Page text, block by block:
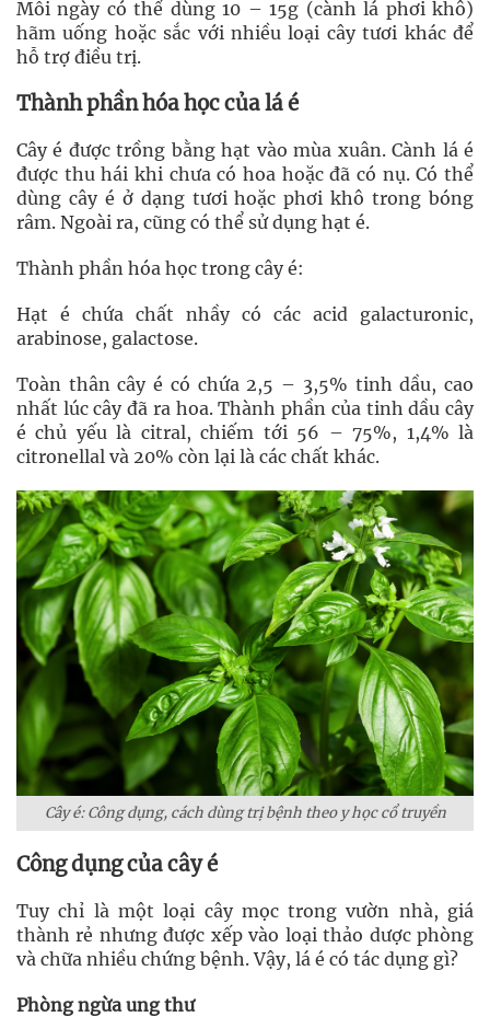
Mỗi ngày có thể dùng 10 – 15g (cành lá phơi khô)
hãm uống hoặc sắc với nhiều loại cây tươi khác để
hỗ trợ điều trị.
Thành phần hóa học của lá é
Cây é được trồng bằng hạt vào mùa xuân. Cành lá é
được thu hái khi chưa có hoa hoặc đã có nụ. Có thể
dùng cây é ở dạng tươi hoặc phơi khô trong bóng
râm. Ngoài ra, cũng có thể sử dụng hạt é.
Thành phần hóa học trong cây é:
Hạt é chứa chất nhầy có các acid galacturonic,
arabinose, galactose.
Toàn thân cây é có chứa 2,5 – 3,5% tinh dầu, cao
nhất lúc cây đã ra hoa. Thành phần của tinh dầu cây
é chủ yếu là citral, chiếm tới 56 – 75%, 1,4% là
citronellal và 20% còn lại là các chất khác.
Cây é: Công dụng, cách dùng trị bệnh theo y học cổ truyền
Công dụng của cây é
Tuy chỉ là một loại cây mọc trong vườn nhà, giá
thành rẻ nhưng được xếp vào loại thảo dược phòng
và chữa nhiều chứng bệnh. Vậy, lá é có tác dụng gì?
Phòng ngừa ung thư